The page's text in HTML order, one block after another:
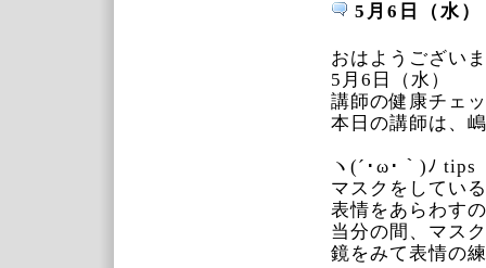
5月6日（水
おはようござい
5月6日（水）
講師の健康チェ
本日の講師は、
ヽ(´･ω･｀)ﾉ tips
マスクをしてい
表情をあらわす
当分の間、マス
鏡をみて表情の